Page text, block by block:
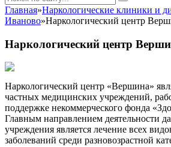
Главная»Наркологические клиники и
Иваново»Наркологический центр
Наркологический центр
Наркологический центр «Вершина»
частных медицинских учреждений,
поддержке некоммерческого фонда
Главным направлением деятельности
учреждения является лечение всех
заболеваний среди разновозрастной